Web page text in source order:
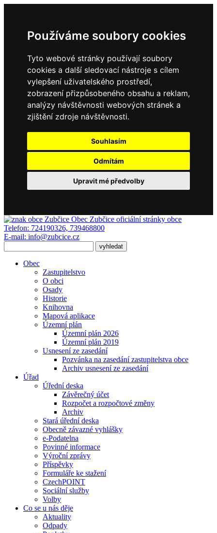
Používáme soubory cookies
Tyto webové stránky používají soubory
cookies a další sledovací nástroje s cílem
vylepšení uživatelského prostředí,
zobrazení přizpůsobeného obsahu a reklam,
analýzy návštěvnosti webových stránek a
zjištění zdroje návštěvnosti.
Souhlasím
Odmítám
Upravit mé předvolby
Obec Zubčice oficiální stránky obce
Telefon: 724190326, 739468800
E-mail: info@zubcice.cz
Obec
Zastupitelstvo
O obci
Osady
Historie
Knihovna
Mapová aplikace
Územní plán
Územní plán 2026
Územní plán 2019
Usnesení ze zasedání
Pozvánka na zasedání zastupitelstva obce
Archiv usnesení ze zasedání
Úřad
Úřední deska
Závěrečný účet
Rozpočet a rozpočtové změny
Archiv
Stará úřední deska
Obecně závazné vyhlášky
e-Podatelna
Povinné informace
Výroční zprávy
Příspěvky
Formuláře ke stažení
CzechPOINT
Sociální služby
Volby
Co se u nás děje
Aktuality
Odpady